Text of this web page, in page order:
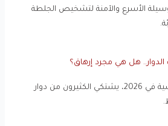
الأسرع والآمنة لتشخيص الجلطة
مع زيادة الضغوط النفسية في 2026، يشتكي الكثيرون من دوار